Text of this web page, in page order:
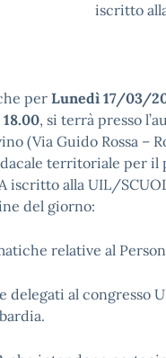
iscritto
per Lunedì 17/03/
, si terrà presso
(Via Guido Rossa –
territoriale per il
iscritto alla UIL/
del giorno:
relative al
al congresso